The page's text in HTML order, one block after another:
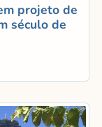
projeto de
século de